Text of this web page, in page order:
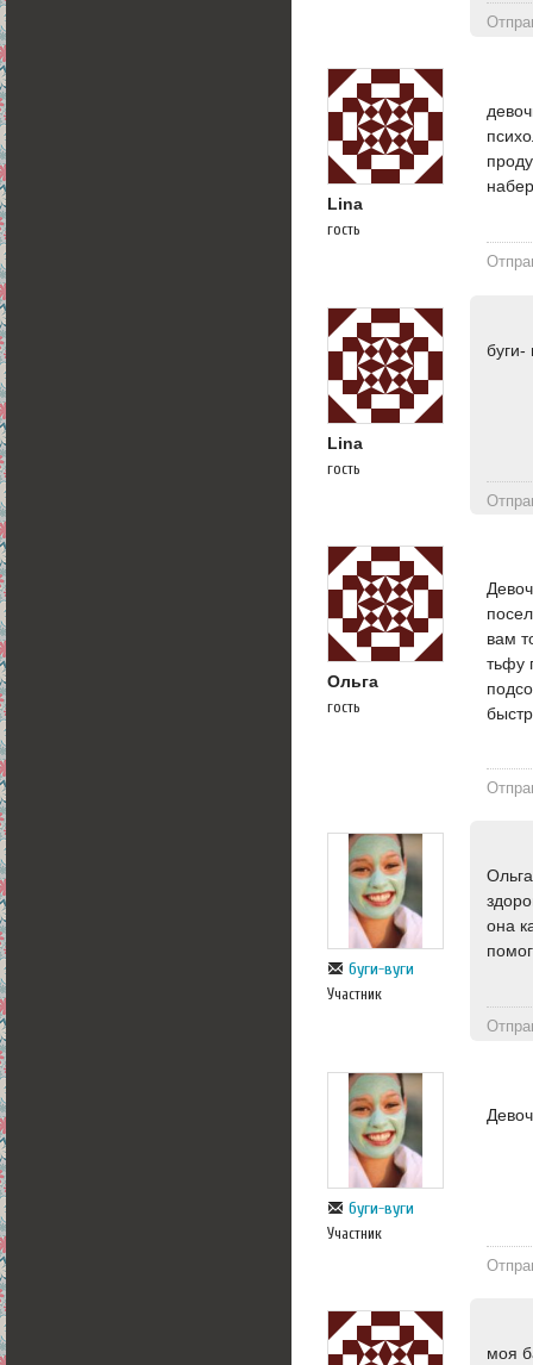
Lina
гость
Lina
гость
буги-
Ольга
гость
вам
тьфу
буги-вуги
Участник
она
буги-вуги
Участник
моя